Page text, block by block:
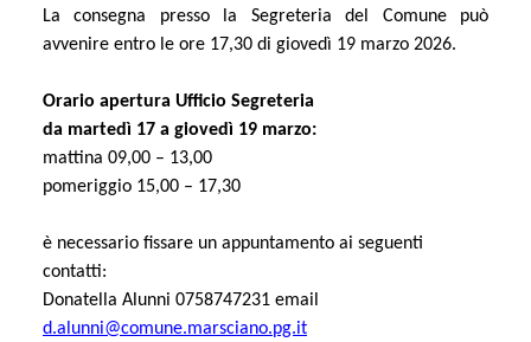
La consegna presso la Segreteria del Comune può
avvenire entro le ore 17,30 di giovedì 19 marzo 2026.
Orario apertura Ufficio Segreteria
da martedì 17 a giovedì 19 marzo:
mattina 09,00 – 13,00
pomeriggio 15,00 – 17,30
è necessario fissare un appuntamento ai seguenti
contatti:
Donatella Alunni 0758747231 email
d.alunni@comune.marsciano.pg.it